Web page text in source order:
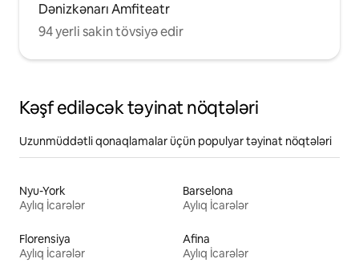
Dənizkənarı Amfiteatr
94 yerli sakin tövsiyə edir
Kəşf ediləcək təyinat nöqtələri
Uzunmüddətli qonaqlamalar üçün populyar təyinat nöqtələri
Nyu-York
Aylıq İcarələr
Barselona
Aylıq İcarələr
Florensiya
Aylıq İcarələr
Afina
Aylıq İcarələr